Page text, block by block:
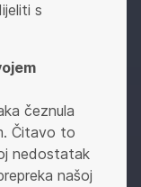
s
čeznula
Čitavo to
nedostatak
našoj